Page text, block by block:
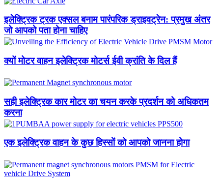
इलेक्ट्रिक ट्रक एक्सल बनाम पारंपरिक ड्राइवट्रेन: प्रमुख अंतर
जो आपको पता होना चाहिए
क्यों मोटर वाहन इलेक्ट्रिक मोटर्स ईवी क्रांति के दिल हैं
सही इलेक्ट्रिक कार मोटर का चयन करके प्रदर्शन को अधिकतम
करना
एक इलेक्ट्रिक वाहन के कुछ हिस्सों को आपको जानना होगा